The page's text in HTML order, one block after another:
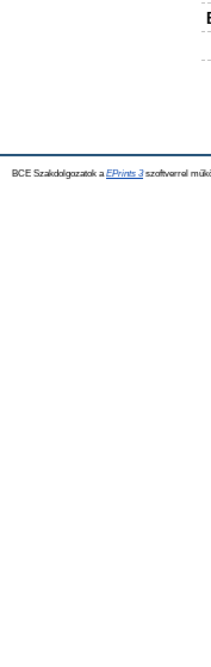
BCE Szakdolgozatok a EPrints 3szoftverrel